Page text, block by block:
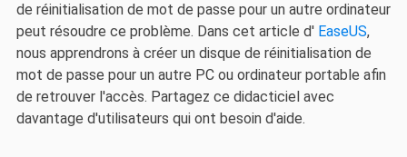
de réinitialisation de mot de passe pour un autre ordinateur
peut résoudre ce problème. Dans cet article d' EaseUS,
nous apprendrons à créer un disque de réinitialisation de
mot de passe pour un autre PC ou ordinateur portable afin
de retrouver l'accès. Partagez ce didacticiel avec
davantage d'utilisateurs qui ont besoin d'aide.